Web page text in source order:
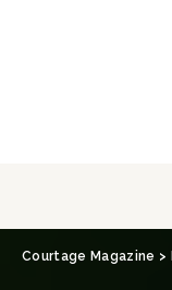
Courtage Magazine >